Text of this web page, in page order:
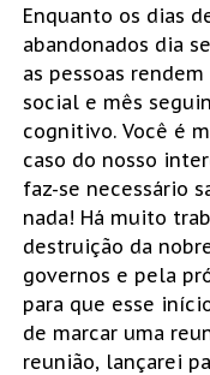
Enquanto os dias
abandonados dia
as pessoas
social e mês
cognitivo. Você é
caso do nosso
faz-se necessário
nada! Há muito
destruição da
governos e pela
para que esse
de marcar uma
reunião, lançarei